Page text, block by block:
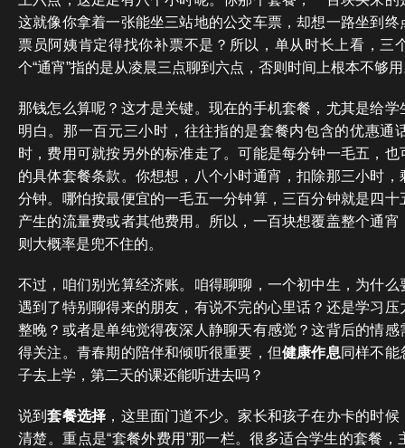
这就像你拿着一张能坐三站地的公交车票，却想一路坐到
票员阿姨肯定得找你补票不是？所以，单从时长上看，三
个“通宵”指的是从凌晨三点聊到六点，否则时间上根本不够
那钱怎么算呢？这才是关键。现在的手机套餐，尤其是给
明白。那一百元三小时，往往指的是套餐内包含的优惠通
时，费用可就按另外的标准走了。可能是每分钟一毛五，
的具体套餐条款。你想想，八个小时通宵，扣除那三小时
分钟。哪怕按最便宜的一毛五一分钟算，三百分钟就是四
产生的流量费或者其他费用。所以，一百块想覆盖整个通
则大概率是兜不住的。
不过，咱们别光算经济账。咱得聊聊，一个初中生，为什
遇到了特别聊得来的朋友，有说不完的心里话？还是学习
整晚？或者是单纯觉得夜深人静聊天有感觉？这背后的情
得关注。青春期的陪伴和倾听很重要，但健康作息同样不能
子去上学，第二天的课还能听进去吗？
说到套餐选择 ，这里面门道不少。家长和孩子在办卡的时
清楚。重点是“套餐外费用”那一栏。很多适合学生的套餐